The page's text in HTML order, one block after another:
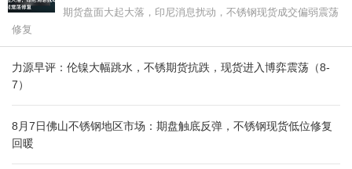
期货盘面大起大落，印尼消息扰动，不锈钢现货成交偏弱震荡
修复
力源早评：伦镍大幅跳水，不锈期货抗跌，现货进入博弈震荡（8-
7）
8月7日佛山不锈钢地区市场：期盘触底反弹，不锈钢现货低位修复
回暖